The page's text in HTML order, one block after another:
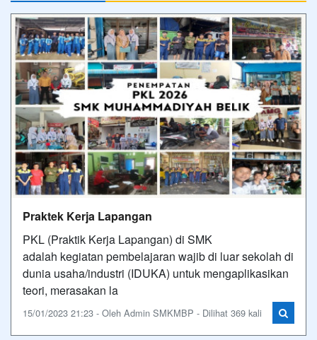
Praktek Kerja Lapangan
PKL (Praktik Kerja Lapangan) di SMK
adalah kegiatan pembelajaran wajib di luar sekolah di
dunia usaha/industri (IDUKA) untuk mengaplikasikan
teori, merasakan la
15/01/2023 21:23 - Oleh Admin SMKMBP - Dilihat 369 kali